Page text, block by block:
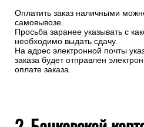
Оплатить заказ наличными
самовывозе.
Просьба заранее указывать с
необходимо выдать сдачу.
На адрес электронной почты
заказа будет отправлен
оплате заказа.